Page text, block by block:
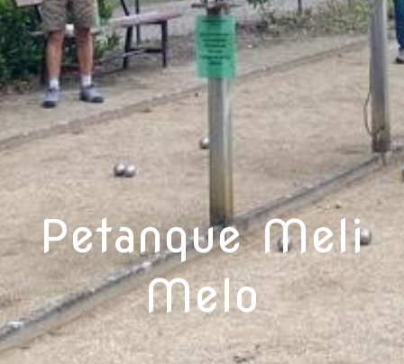
Petanque Meli
Melo